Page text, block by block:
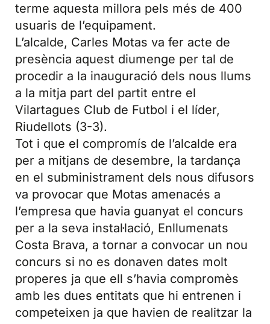
terme aquesta millora pels més de 400
usuaris de l’equipament.
L’alcalde, Carles Motas va fer acte de
presència aquest diumenge per tal de
procedir a la inauguració dels nous llums
a la mitja part del partit entre el
Vilartagues Club de Futbol i el líder,
Riudellots (3-3).
Tot i que el compromís de l’alcalde era
per a mitjans de desembre, la tardança
en el subministrament dels nous difusors
va provocar que Motas amenacés a
l’empresa que havia guanyat el concurs
per a la seva instal·lació, Enllumenats
Costa Brava, a tornar a convocar un nou
concurs si no es donaven dates molt
properes ja que ell s’havia compromès
amb les dues entitats que hi entrenen i
competeixen ja que havien de realitzar la